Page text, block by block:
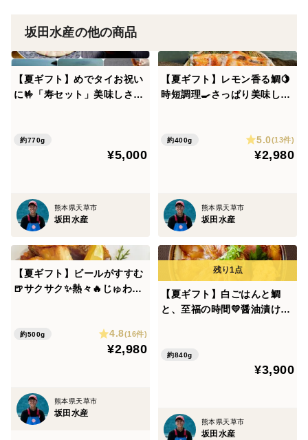
１：氷水をたっぷり入れたボウルに袋のまま商品を入
※商品に同梱されています紙に目安の解凍時間を書
いております。
ば完了です。
水分を
拭き取るとより美味しく召し上がれます。
●解凍には氷を沢山使用します。予めご用意ください。
※たっぷりの氷を入れた氷水での解凍を推奨しており
※常温に近い水温・解凍のし過ぎにより、身の食感が
緩く感じる事がございます、
解凍時はご注意ください。
坂田水産の他の商品
【夏ギフト】めでタイお祝い
に🤟「寿セット」美味しさで
約770g
¥5,000
熊本県天草市
坂田水産
【夏ギフト】レモン香る鯛🍋
時短調理🍳さっぱり美味しい
約400g 5.0(13件)
¥2,980
熊本県天草市
坂田水産
【夏ギフト】ビールがすすむ
🍺サクサク✨熱々🔥じゅわっ
約500g 4.8(16件)
¥2,980
熊本県天草市
坂田水産
【夏ギフト】白ごはんと鯛
と、至福の時間💛醤油漬け5P
約840g
¥3,900
熊本県天草市
坂田水産